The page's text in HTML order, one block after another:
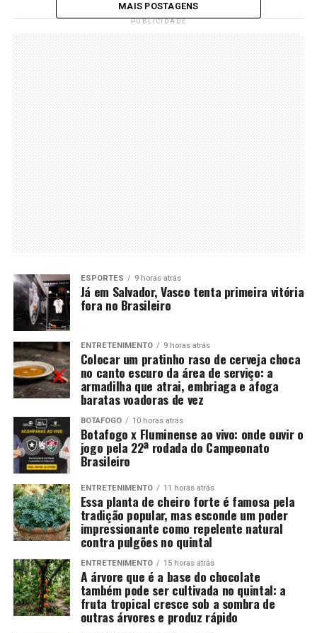
MAIS POSTAGENS
PUBLICIDADE
ESPORTES 9 horas atrás
Já em Salvador, Vasco tenta primeira vitória
fora no Brasileiro
ENTRETENIMENTO 9 horas atrás
Colocar um pratinho raso de cerveja choca
no canto escuro da área de serviço: a
armadilha que atrai, embriaga e afoga
baratas voadoras de vez
BOTAFOGO 10 horas atrás
Botafogo x Fluminense ao vivo: onde ouvir o
jogo pela 22ª rodada do Campeonato
Brasileiro
ENTRETENIMENTO 11 horas atrás
Essa planta de cheiro forte é famosa pela
tradição popular, mas esconde um poder
impressionante como repelente natural
contra pulgões no quintal
ENTRETENIMENTO 15 horas atrás
A árvore que é a base do chocolate
também pode ser cultivada no quintal: a
fruta tropical cresce sob a sombra de
outras árvores e produz rápido